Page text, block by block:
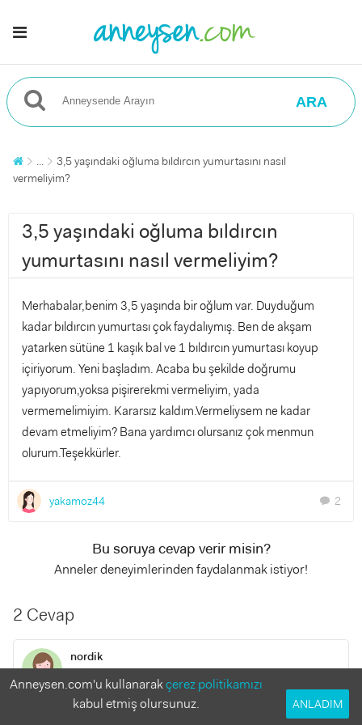
ARA
...
3,5 yaşındaki oğluma bıldırcın yumurtasını nasıl
vermeliyim?
3,5 yaşındaki oğluma bıldırcın
yumurtasını nasıl vermeliyim?
Merhabalar,benim 3,5 yaşında bir oğlum var. Duyduğum
kadar bıldırcın yumurtası çok faydalıymış. Ben de akşam
yatarken sütüne 1 kaşık bal ve 1 bıldırcın yumurtası koyup
içiriyorum. Yeni başladım. Acaba bu şekilde doğrumu
yapıyorum,yoksa pişirerekmi vermeliyim, yada
vermemelimiyim. Kararsız kaldım.Vermeliysem ne kadar
devam etmeliyim? Bana yardımcı olursanız çok menmun
olurum.Teşekkürler.
yakamoz44 chat 2
Bu soruya cevap verir misin?
Anneler deneyimlerinden faydalanmak istiyor!
2 Cevap
nordik
5 yıl önce
Anneysen.com'u kullanarakçerez politikamızı
kabul etmiş olursunuz.
ANLADIM